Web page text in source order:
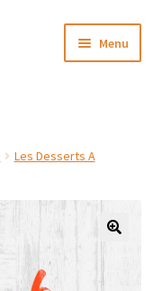
Menu
Les Desserts A